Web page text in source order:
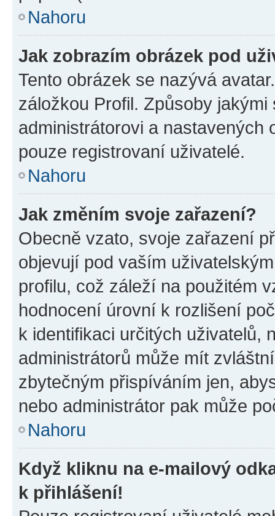
Nahoru
Jak zobrazím obrázek pod
Tento obrázek se nazývá
záložkou Profil. Způsoby
administrátorovi a nastavených
pouze registrovaní uživatelé.
Nahoru
Jak změním svoje zařazení?
Obecně vzato, svoje zařazení
objevují pod vaším
profilu, což záleží na použitém
hodnocení úrovní k rozlišení
k identifikaci určitých uživatelů,
administrátorů může mít
zbytečným přispíváním jen,
nebo administrátor pak může
Nahoru
Když kliknu na e-mailový
k přihlášení!